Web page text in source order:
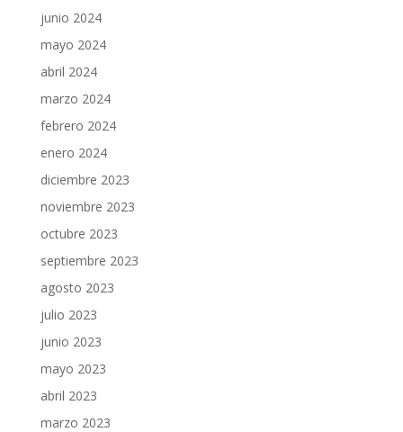
junio 2024
mayo 2024
abril 2024
marzo 2024
febrero 2024
enero 2024
diciembre 2023
noviembre 2023
octubre 2023
septiembre 2023
agosto 2023
julio 2023
junio 2023
mayo 2023
abril 2023
marzo 2023